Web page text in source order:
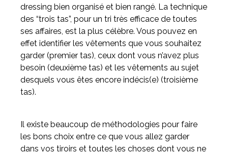
dressing bien organisé et bien rangé. La technique
des “trois tas”, pour un tri très efficace de toutes
ses affaires, est la plus célèbre. Vous pouvez en
effet identifier les vêtements que vous souhaitez
garder (premier tas), ceux dont vous n’avez plus
besoin (deuxième tas) et les vêtements au sujet
desquels vous êtes encore indécis(e) (troisième
tas).
Il existe beaucoup de méthodologies pour faire
les bons choix entre ce que vous allez garder
dans vos tiroirs et toutes les choses dont vous ne